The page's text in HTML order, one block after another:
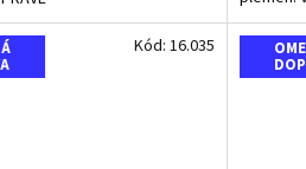
Kód: 16.035